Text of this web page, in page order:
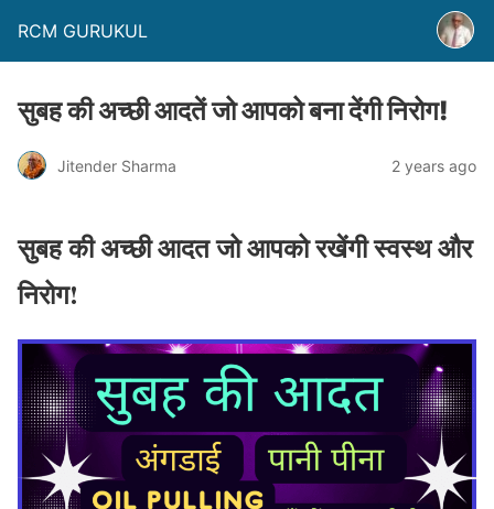
RCM GURUKUL
सुबह की अच्छी आदतें जो आपको बना देंगी निरोग!
Jitender Sharma 2 years ago
सुबह की अच्छी आदत जो आपको रखेंगी स्वस्थ और
निरोग!